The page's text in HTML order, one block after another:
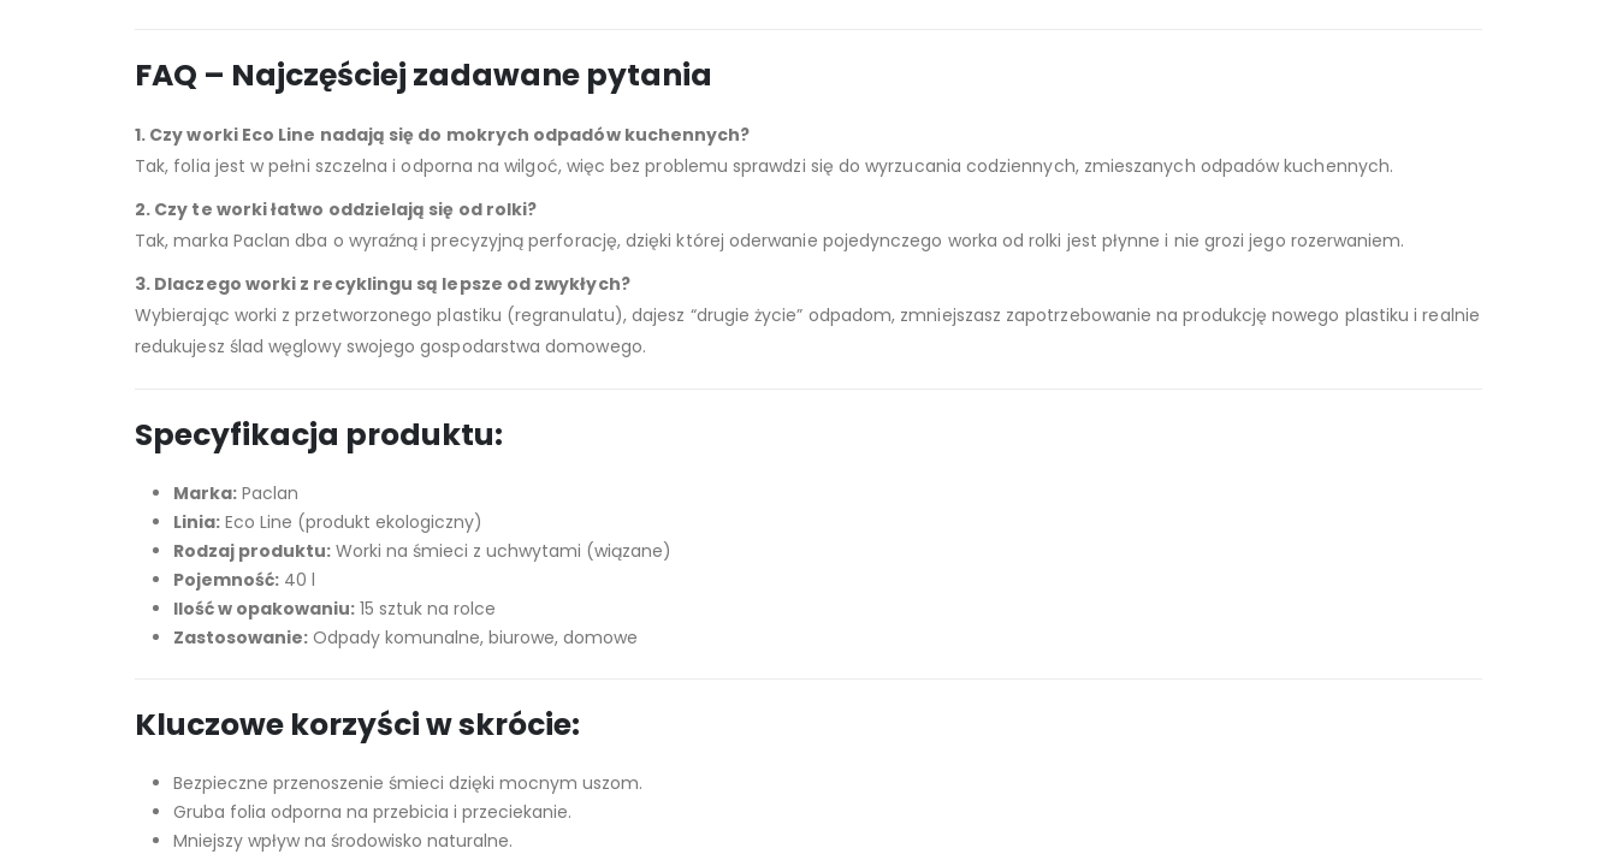
FAQ – Najczęściej zadawane pytania
1. Czy worki Eco Line nadają się do mokrych odpadów kuchennych?
Tak, folia jest w pełni szczelna i odporna na wilgoć, więc bez problemu sprawdzi się do wyrzucania codziennych, zmieszanych odpadów kuchennych.
2. Czy te worki łatwo oddzielają się od rolki?
Tak, marka Paclan dba o wyraźną i precyzyjną perforację, dzięki której oderwanie pojedynczego worka od rolki jest płynne i nie grozi jego rozerwaniem.
3. Dlaczego worki z recyklingu są lepsze od zwykłych?
Wybierając worki z przetworzonego plastiku (regranulatu), dajesz “drugie życie” odpadom, zmniejszasz zapotrzebowanie na produkcję nowego plastiku i realnie
redukujesz ślad węglowy swojego gospodarstwa domowego.
Specyfikacja produktu:
Marka: Paclan
Linia: Eco Line (produkt ekologiczny)
Rodzaj produktu: Worki na śmieci z uchwytami (wiązane)
Pojemność: 40 l
Ilość w opakowaniu: 15 sztuk na rolce
Zastosowanie: Odpady komunalne, biurowe, domowe
Kluczowe korzyści w skrócie:
Bezpieczne przenoszenie śmieci dzięki mocnym uszom.
Gruba folia odporna na przebicia i przeciekanie.
Mniejszy wpływ na środowisko naturalne.